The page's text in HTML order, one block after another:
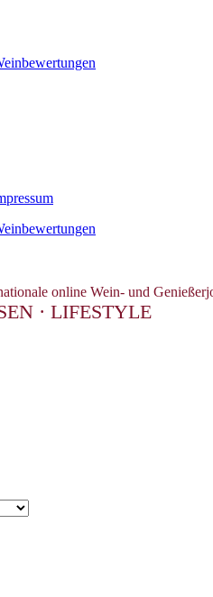
online Wein- und
· LIFESTYLE